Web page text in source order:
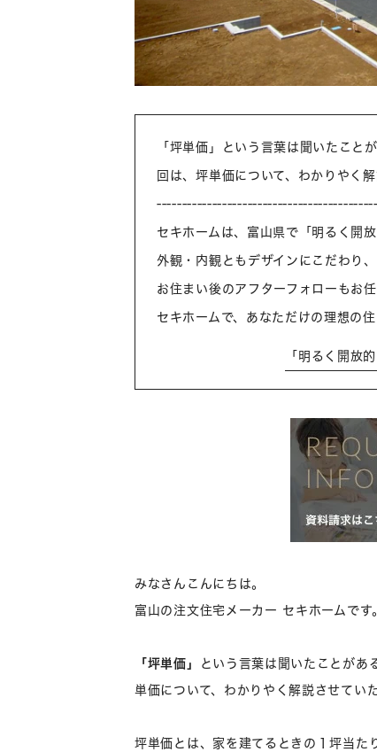
「坪単価」という言葉は聞いたこ
回は、坪単価について、わかりやく
--------------------------------------------
セキホームは、富山県で「明るく開
外観・内観ともデザインにこだわり
お住まい後のアフターフォローもお任
セキホームで、あなただけの理想の
「明るく開放
みなさんこんにちは。
富山の注文住宅メーカー セキホームです
「坪単価」 という言葉は聞いたことが
単価について、わかりやく解説させてい
坪単価とは、家を建てるときの１坪当た